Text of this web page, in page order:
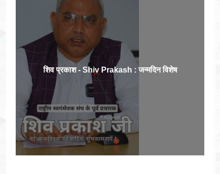
शिव प्रकाश - Shiv Prakash : जन्मदिन विशेष